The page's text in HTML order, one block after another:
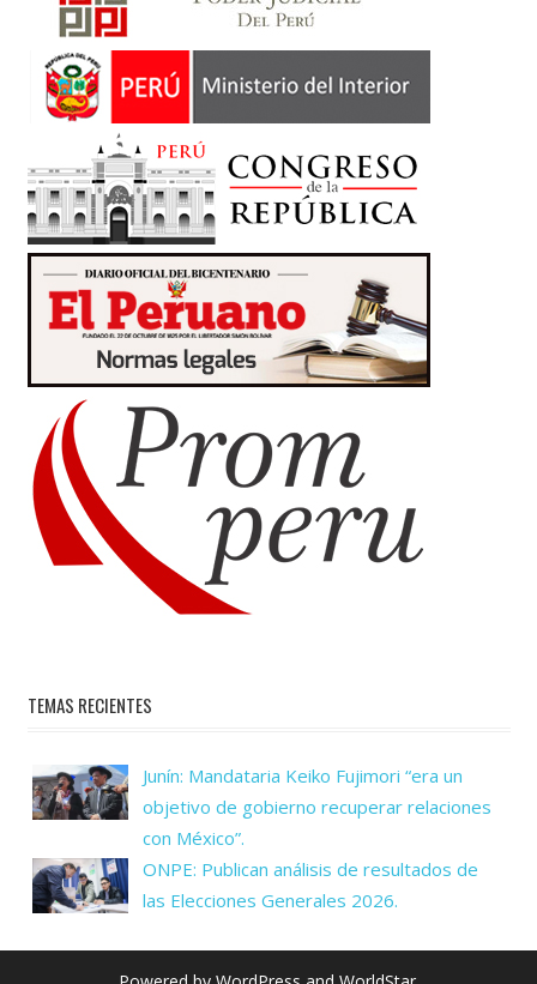
TEMAS RECIENTES
Junín: Mandataria Keiko Fujimori “era un
objetivo de gobierno recuperar relaciones
con México”.
ONPE: Publican análisis de resultados de
las Elecciones Generales 2026.